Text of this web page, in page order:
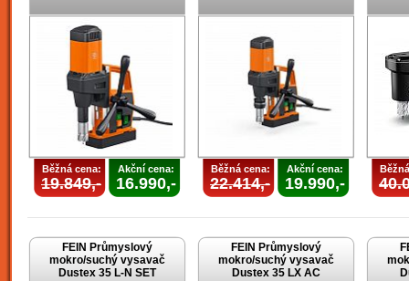
Běžná cena:
19.849,-
Akční cena:
16.990,-
Běžná cena:
22.414,-
Akční cena:
19.990,-
FEIN Průmyslový
mokro/suchý vysavač
Dustex 35 L-N SET
FEIN Průmyslový
mokro/suchý vysavač
Dustex 35 LX AC